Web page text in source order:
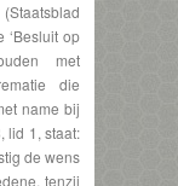
‘Besluit op
met
die
name bij
lid 1, staat:
de wens
tenzij